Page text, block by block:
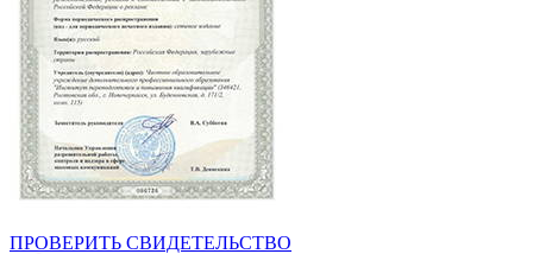
ПРОВЕРИТЬ СВИДЕТЕЛЬСТВО